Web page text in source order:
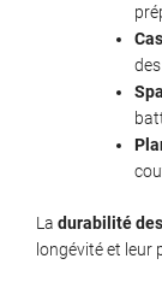
La durabilité
longévité et leur